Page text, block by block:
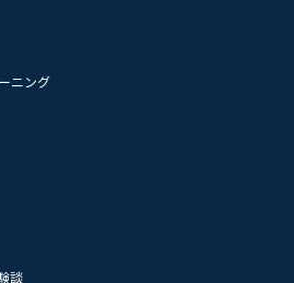
ニング
談